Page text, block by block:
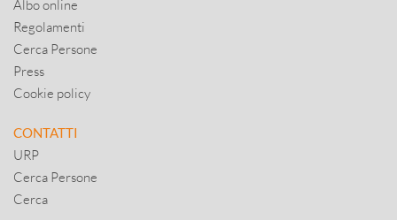
Albo online
Regolamenti
Cerca Persone
Press
Cookie policy
CONTATTI
URP
Cerca Persone
Cerca